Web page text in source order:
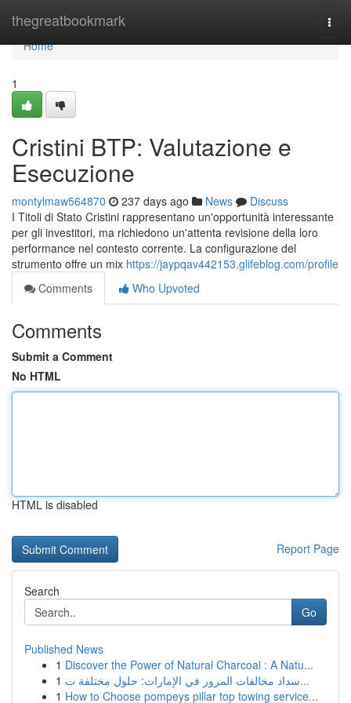
thegreatbookmark
Home
Home
1
Cristini BTP: Valutazione e
Esecuzione
montylmaw564870 237 days ago News
Discuss
I Titoli di Stato Cristini rappresentano un'opportunità interessante
per gli investitori, ma richiedono un'attenta revisione della loro
performance nel contesto corrente. La configurazione del
strumento offre un mix https://jaypqav442153.glifeblog.com/profile
Comments
Who Upvoted
Comments
Submit a Comment
No HTML
HTML is disabled
Report Page
Search
Go
Published News
1 Discover the Power of Natural Charcoal : A Natu...
1
سداد مخالفات المرور في الإمارات: حلول مختلفة ت...
1 How to Choose pompeys pillar top towing service...